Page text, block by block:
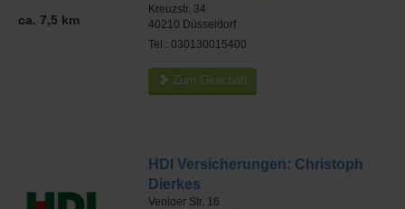
ca. 7,5 km
Kreuzstr. 34
40210 Düsseldorf
Tel.: 030130015400
Zum Geschäft
HDI Versicherungen: Christoph
Dierkes
Venloer Str. 16